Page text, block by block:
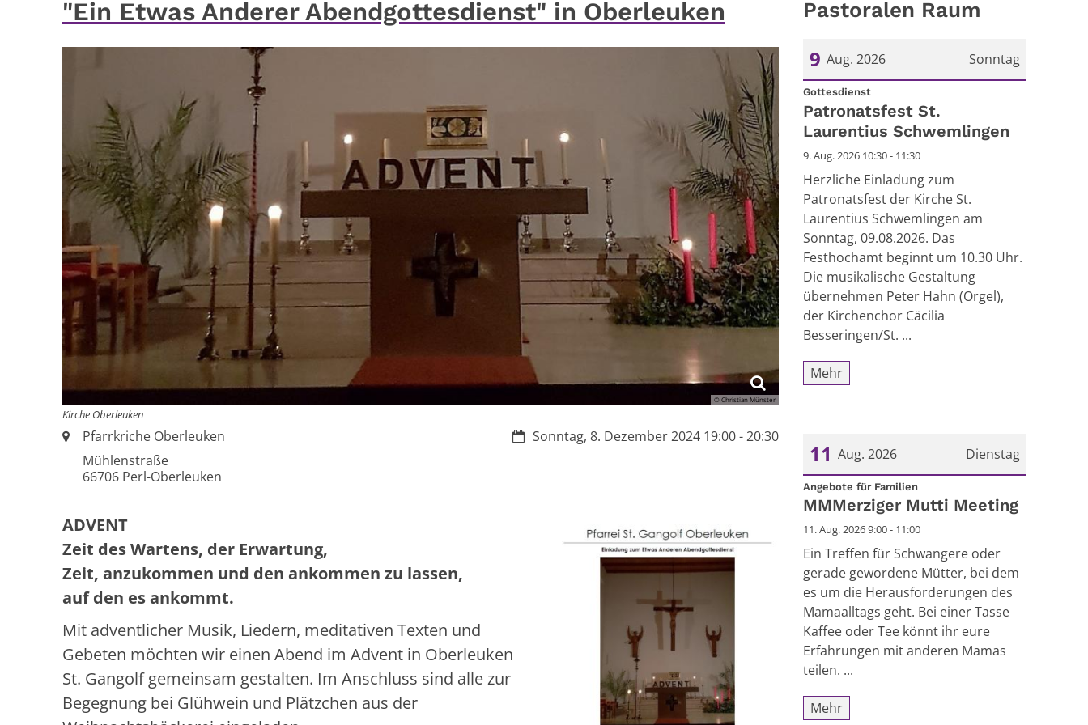
"Ein Etwas Anderer Abendgottesdienst" in Oberleuken
© Christian Münster
Kirche Oberleuken
Datum:Sonntag, 8. Dezember 2024 19:00 - 20:30
Ort:Pfarrkriche Oberleuken
Mühlenstraße
66706 Perl-Oberleuken
ADVENT
Zeit des Wartens, der Erwartung,
Zeit, anzukommen und den ankommen zu lassen,
auf den es ankommt.
Mit adventlicher Musik, Liedern, meditativen Texten und
Gebeten möchten wir einen Abend im Advent in Oberleuken
St. Gangolf gemeinsam gestalten. Im Anschluss sind alle zur
Begegnung bei Glühwein und Plätzchen aus der
Pastoralen Raum
Sonntag
9 Aug. 2026
Datum: 9. August 2026
Gottesdienst:
Patronatsfest St.
Laurentius Schwemlingen
9. Aug. 2026 10:30 - 11:30
Herzliche Einladung zum
Patronatsfest der Kirche St.
Laurentius Schwemlingen am
Sonntag, 09.08.2026. Das
Festhochamt beginnt um 10.30 Uhr.
Die musikalische Gestaltung
übernehmen Peter Hahn (Orgel),
der Kirchenchor Cäcilia
Besseringen/St. ...
Mehr
Dienstag
11 Aug. 2026
Datum: 11. August 2026
Angebote für Familien:
MMMerziger Mutti Meeting
11. Aug. 2026 9:00 - 11:00
Ein Treffen für Schwangere oder
gerade gewordene Mütter, bei dem
es um die Herausforderungen des
Mamaalltags geht. Bei einer Tasse
Kaffee oder Tee könnt ihr eure
Erfahrungen mit anderen Mamas
teilen. ...
Mehr